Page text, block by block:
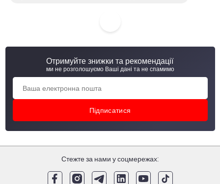
Кутник алюмінієвий 40х40 3,0 мм, АД31, Т5, б.п., 6 м
Отримуйте знижки та рекомендації
ми не розголошуємо Ваші дані та не спамимо
Стежте за нами у соцмережах: